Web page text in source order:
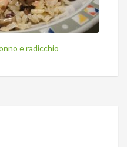
e radicchio